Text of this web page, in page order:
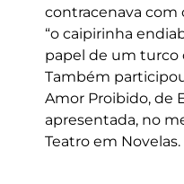
contracenava com
“o caipirinha
papel de um turco
Também
Amor Proibido, de
apresentada, no
Teatro em Novelas.